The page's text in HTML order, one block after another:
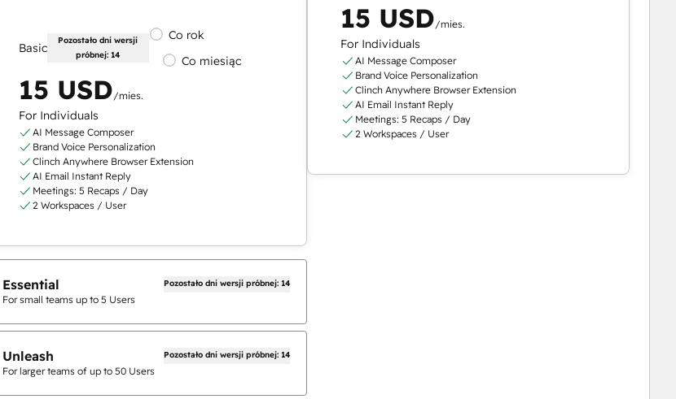
Basic
Pozostało dni wersji
próbnej: 14
Co rok
Co miesiąc
15 USD/mies.
For Individuals
AI Message Composer
Brand Voice Personalization
Clinch Anywhere Browser Extension
AI Email Instant Reply
Meetings: 5 Recaps / Day
2 Workspaces / User
Essential Pozostało dni wersji próbnej: 14
For small teams up to 5 Users
Unleash Pozostało dni wersji próbnej: 14
For larger teams of up to 50 Users
15 USD/mies.
For Individuals
AI Message Composer
Brand Voice Personalization
Clinch Anywhere Browser Extension
AI Email Instant Reply
Meetings: 5 Recaps / Day
2 Workspaces / User